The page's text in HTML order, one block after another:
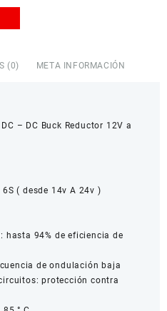
(0) META INFORMACIÓN
– DC Buck Reductor 12V a
( desde 14v A 24v )
hasta 94% de eficiencia de
de ondulación baja
protección contra